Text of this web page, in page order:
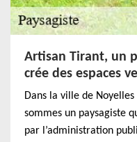
Artisan Tirant, un
crée des espaces
Dans la ville de
sommes un paysagiste
par l’administration